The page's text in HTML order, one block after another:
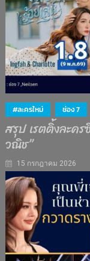
#ละครใหม่ ช่อง 7
สรุป เรตติ้งละค
วณิช”
15 กรกฎาคม 2026